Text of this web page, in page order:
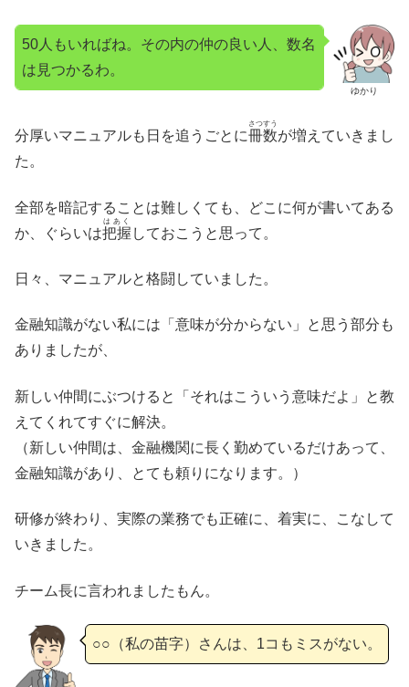
ゆかり
50人もいればね。その内の仲の良い人、数名
は見つかるわ。
分厚いマニュアルも日を追うごとに冊数
さつすう
が増えていきまし
た。
全部を暗記することは難しくても、どこに何が書いてある
か、ぐらいは把握
はあく
しておこうと思って。
日々、マニュアルと格闘していました。
金融知識がない私には「意味が分からない」と思う部分も
ありましたが、
新しい仲間にぶつけると「それはこういう意味だよ」と教
えてくれてすぐに解決。
（新しい仲間は、金融機関に長く勤めているだけあって、
金融知識があり、とても頼りになります。）
研修が終わり、実際の業務でも正確に、着実に、こなして
いきました。
チーム長に言われましたもん。
○○（私の苗字）さんは、1コもミスがない。